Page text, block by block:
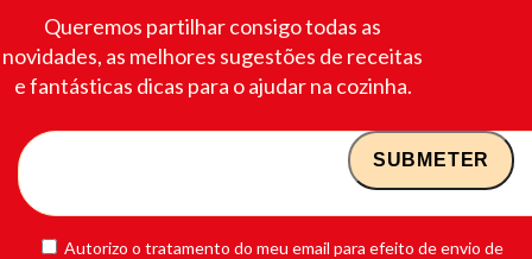
Queremos partilhar consigo todas as
novidades, as melhores sugestões de receitas
e fantásticas dicas para o ajudar na cozinha.
Autorizo o tratamento do meu email para efeito de envio de